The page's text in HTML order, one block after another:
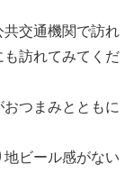
交通機関で訪れ
も訪れてみてくだ
おつまみとともに
ビール感がない